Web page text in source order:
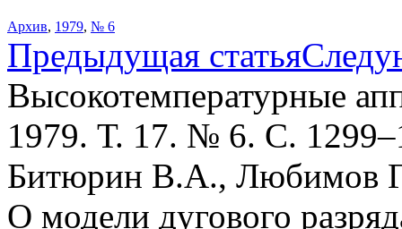
Архив, 1979, № 6
Предыдущая статья
Высокотемпературные
1979. Т. 17. № 6. С.
Битюрин В.А., Любимов
О модели дугового